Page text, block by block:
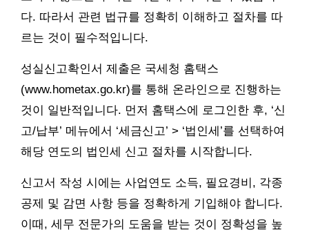
다. 따라서 관련 법규를 정확히 이해하고 절차를 따
르는 것이 필수적입니다.
성실신고확인서 제출은 국세청 홈택스
(www.hometax.go.kr)를 통해 온라인으로 진행하는
것이 일반적입니다. 먼저 홈택스에 로그인한 후, ‘신
고/납부’ 메뉴에서 ‘세금신고’ > ‘법인세’를 선택하여
해당 연도의 법인세 신고 절차를 시작합니다.
신고서 작성 시에는 사업연도 소득, 필요경비, 각종
공제 및 감면 사항 등을 정확하게 기입해야 합니다.
이때, 세무 전문가의 도움을 받는 것이 정확성을 높